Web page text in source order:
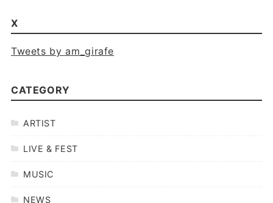
X
Tweets by am_girafe
CATEGORY
ARTIST
LIVE & FEST
MUSIC
NEWS